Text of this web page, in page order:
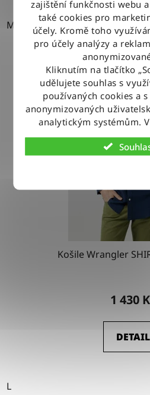
zajištění funkčnosti webu
také cookies pro
účely. Kromě toho
pro účely analýzy a
Kliknutím na tlačítko
udělujete souhlas s
používaných cookies a
anonymizovaných
analytickým systémům.
M
Košile Wrangler
1 430
DETAIL
L